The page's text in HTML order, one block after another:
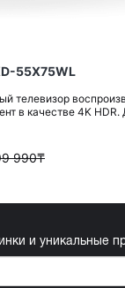
55X75WL
телевизор
в качестве 4K
990₸
и уникальные